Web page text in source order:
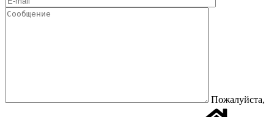
Пожалуйста,